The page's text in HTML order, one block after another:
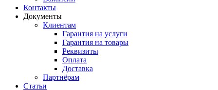
Контакты
Документы
Клиентам
Гарантия на услуги
Гарантия на товары
Реквизиты
Оплата
Доставка
Партнёрам
Статьи